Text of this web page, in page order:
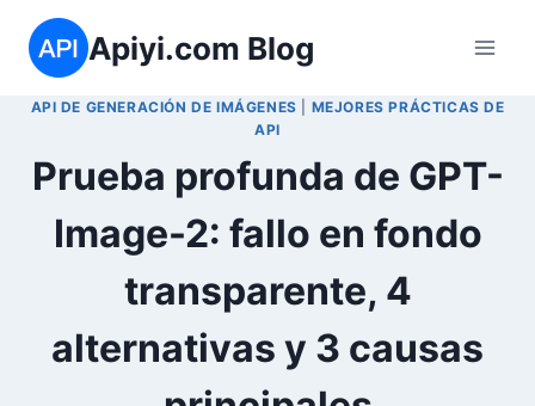
Saltar
contenido
Apiyi.com Blog
API DE GENERACIÓN DE IMÁGENES
MEJORES PRÁCTICAS DE
API
Prueba profunda de GPT-
Image-2: fallo en fondo
transparente, 4
alternativas y 3 causas